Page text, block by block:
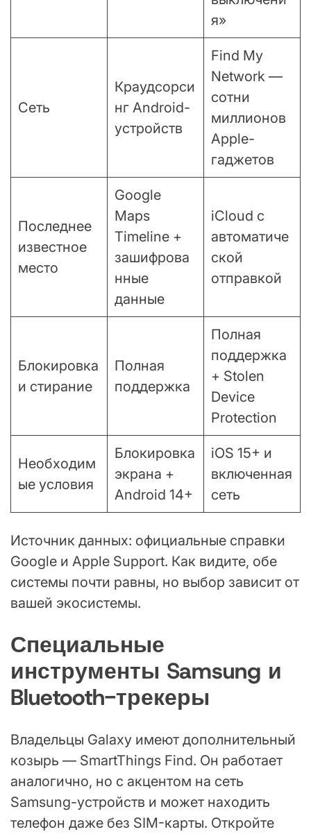
я»
Сеть
Краудсорси
нг Android-
устройств
Find My
Network —
сотни
миллионов
Apple-
гаджетов
Последнее
известное
место
Google
Maps
Timeline +
зашифрова
нные
данные
iCloud с
автоматиче
ской
отправкой
Блокировка
и стирание
Полная
поддержка
Полная
поддержка
+ Stolen
Device
Protection
Необходим
ые условия
Блокировка
экрана +
Android 14+
iOS 15+ и
включенная
сеть
Источник данных: официальные справки
Google и Apple Support. Как видите, обе
системы почти равны, но выбор зависит от
вашей экосистемы.
Специальные
инструменты Samsung и
Bluetooth-трекеры
Владельцы Galaxy имеют дополнительный
козырь — SmartThings Find. Он работает
аналогично, но с акцентом на сеть
Samsung-устройств и может находить
телефон даже без SIM-карты. Откройте